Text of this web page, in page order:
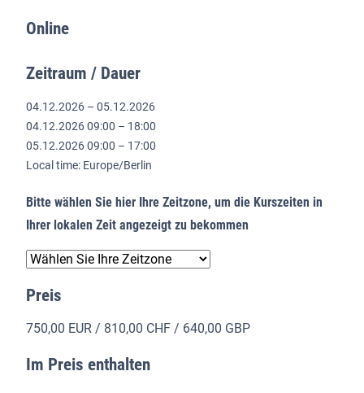
Online
Zeitraum / Dauer
04.12.2026 – 05.12.2026
04.12.2026 09:00 – 18:00
05.12.2026 09:00 – 17:00
Local time: Europe/Berlin
Bitte wählen Sie hier Ihre Zeitzone, um die Kurszeiten in
Ihrer lokalen Zeit angezeigt zu bekommen
Preis
750,00 EUR / 810,00 CHF / 640,00 GBP
Im Preis enthalten